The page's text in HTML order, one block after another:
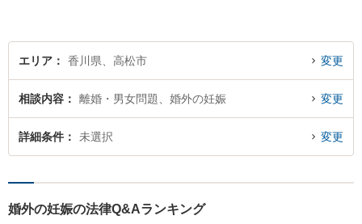
エリア 香川県、高松市 変更
相談内容 離婚・男女問題、婚外の妊娠 変更
詳細条件 未選択 変更
婚外の妊娠の法律Q&Aランキング